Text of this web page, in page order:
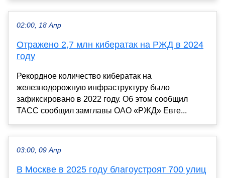
02:00, 18 Апр
Отражено 2,7 млн кибератак на РЖД в 2024
году
Рекордное количество кибератак на
железнодорожную инфраструктуру было
зафиксировано в 2022 году. Об этом сообщил
ТАСС сообщил замглавы ОАО «РЖД» Евге...
03:00, 09 Апр
В Москве в 2025 году благоустроят 700 улиц